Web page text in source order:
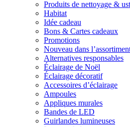
Produits de nettoyage &
Habitat
Idée cadeau
Bons & Cartes cadeaux
Promotions
Nouveau dans
Alternatives responsables
Éclairage de Noël
Éclairage décoratif
Accessoires d’éclairage
Ampoules
Appliques murales
Bandes de LED
Guirlandes lumineuses